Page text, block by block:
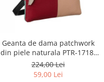
Geanta de dama patchwork
din piele naturala PTR-1718-
SKL-6922 MULTI
224,00 Lei
59,00 Lei